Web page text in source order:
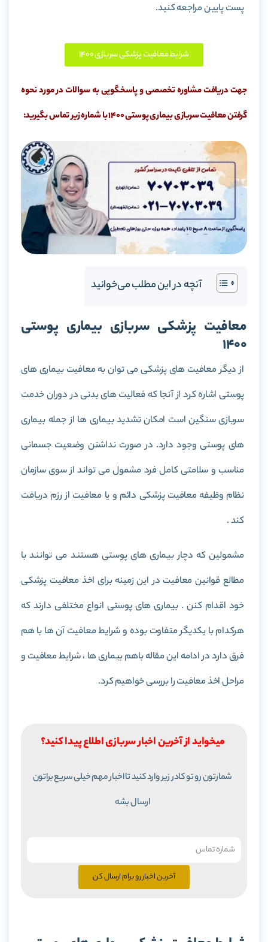
پست پایین مراجعه کنید.
شرایط معافیت پزشکی سربازی ۱۴۰۰
جهت دریافت مشاوره تخصصی و پاسخگویی به سوالات در مورد نحوه
گرفتن معافیت سربازی بیماری پوستی 1400 با شماره زیر تماس بگیرید:
آنچه در این مطلب می‌خوانید
معافیت پزشکی سربازی بیماری پوستی
1400
از دیگر معافیت های پزشکی می توان به معافیت بیماری های
پوستی اشاره کرد از آنجا که فعالیت های بدنی در دوران خدمت
سربازی سنگین است امکان تشدید بیماری ها از جمله بیماری
های پوستی وجود دارد. در صورت نداشتن وضعیت جسمانی
مناسب و سلامتی کامل فرد مشمول می تواند از سوی سازمان
نظام وظیفه معافیت پزشکی دائم و یا معافیت از رزم دریافت
کند .
مشمولین که دچار بیماری های پوستی هستند می توانند با
مطالع قوانین معافیت در این زمینه برای اخذ معافیت پزشکی
خود اقدام کنن . بیماری های پوستی انواع مختلفی دارند که
هرکدام با یکدیگر متفاوت بوده و شرایط معافیت آن ها با هم
فرق دارد در ادامه این مقاله باهم بیماری ها ، شرایط معافیت و
مراحل اخذ معافیت را بررسی خواهیم کرد.
میخواید از آخرین اخبار سربازی اطلاع پیدا کنید؟
شمارتون رو تو کادر زیر وارد کنید تا اخبار مهم خیلی سریع براتون
ارسال بشه
آخرین اخبار رو برام ارسال کن